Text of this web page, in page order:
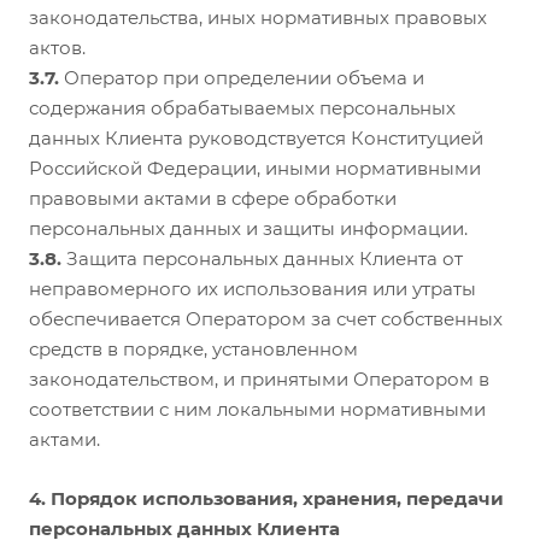
законодательства, иных нормативных правовых
актов.
3.7. Оператор при определении объема и
содержания обрабатываемых персональных
данных Клиента руководствуется Конституцией
Российской Федерации, иными нормативными
правовыми актами в сфере обработки
персональных данных и защиты информации.
3.8. Защита персональных данных Клиента от
неправомерного их использования или утраты
обеспечивается Оператором за счет собственных
средств в порядке, установленном
законодательством, и принятыми Оператором в
соответствии с ним локальными нормативными
актами.
4. Порядок использования, хранения, передачи
персональных данных Клиента